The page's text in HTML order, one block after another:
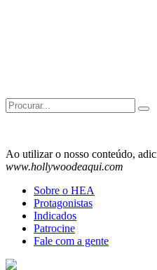
Search
for:
Ao utilizar o nosso conteúdo,
www.hollywoodeaqui.com
Sobre o HEA
Protagonistas
Indicados
Patrocine
Fale com a gente